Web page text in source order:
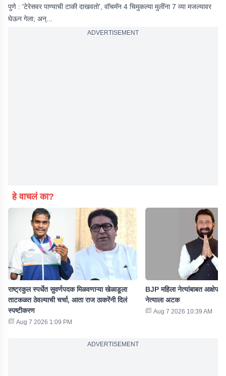
पुणे : 'टेरेसवर पाण्याची टाकी दाखवतो', वॉचमॅन 4 चिमुकल्या मुलींना 7 व्या मजल्यावर
घेऊन गेला; अन्...
ADVERTISEMENT
हे वाचलं का?
राष्ट्रकुल स्पर्धेत सुवर्णपदक मिळवणाऱ्या खेळाडूला
ताटकळत ठेवल्याची चर्चा, आता राज ठाकरेंनी दिलं
स्पष्टीकरण
Aug 7 2026 1:09 PM
BJP महिला नेत्यांबाबत
नेत्याला अटक
Aug 7 2026 10:39 AM
ADVERTISEMENT